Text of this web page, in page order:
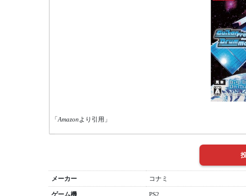
「Amazonより引用」
メーカー コナミ
ゲーム機 PS2